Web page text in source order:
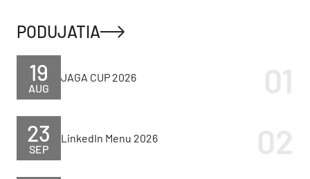
PODUJATIA
AUG
19 JAGA CUP 2026
SEP
23 LinkedIn Menu 2026